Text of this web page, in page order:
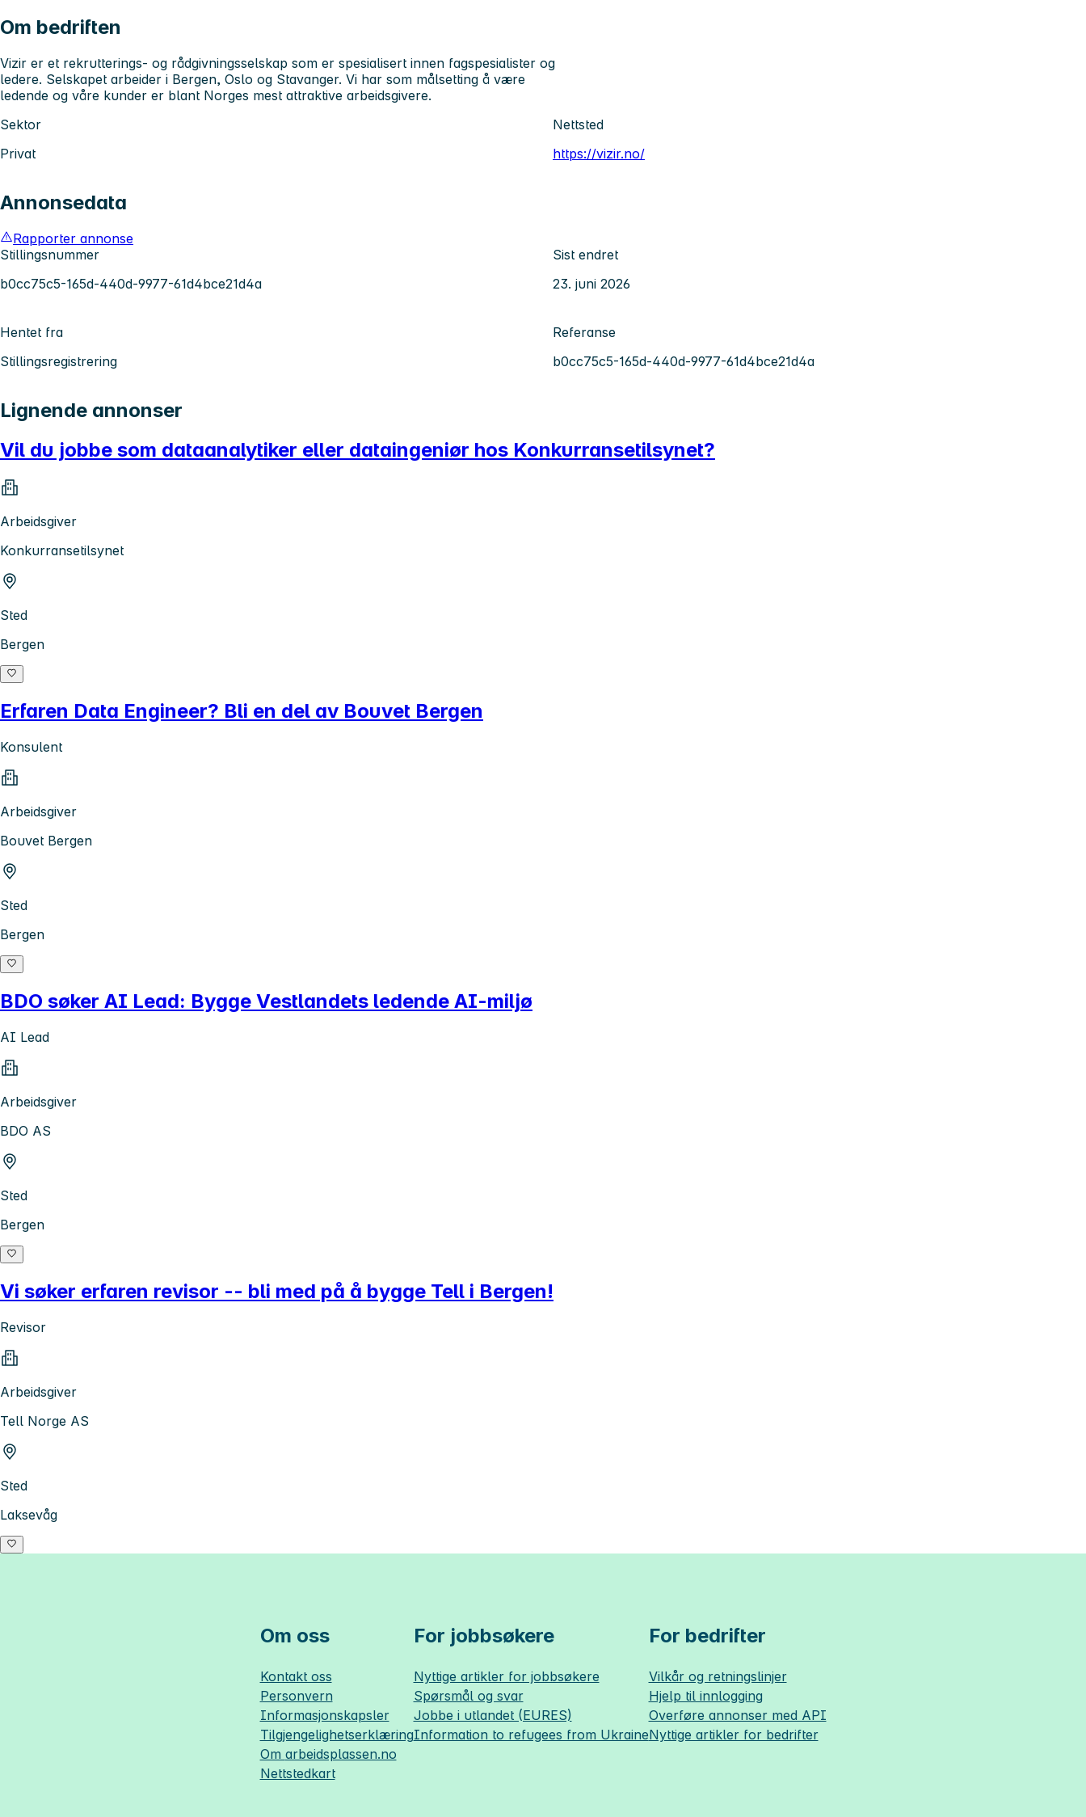
Om bedriften
Vizir er et rekrutterings- og rådgivningsselskap som er spesialisert innen fagspesialister og
ledere. Selskapet arbeider i Bergen, Oslo og Stavanger. Vi har som målsetting å være
ledende og våre kunder er blant Norges mest attraktive arbeidsgivere.
Sektor
Privat
Nettsted
https://vizir.no/
Annonsedata
Rapporter annonse
Stillingsnummer
b0cc75c5-165d-440d-9977-61d4bce21d4a
Sist endret
23. juni 2026
Hentet fra
Stillingsregistrering
Referanse
b0cc75c5-165d-440d-9977-61d4bce21d4a
Lignende annonser
Vil du jobbe som dataanalytiker eller dataingeniør hos Konkurransetilsynet?
Arbeidsgiver
Konkurransetilsynet
Sted
Bergen
Erfaren Data Engineer? Bli en del av Bouvet Bergen
Konsulent
Arbeidsgiver
Bouvet Bergen
Sted
Bergen
BDO søker AI Lead: Bygge Vestlandets ledende AI-miljø
AI Lead
Arbeidsgiver
BDO AS
Sted
Bergen
Vi søker erfaren revisor -- bli med på å bygge Tell i Bergen!
Revisor
Arbeidsgiver
Tell Norge AS
Sted
Laksevåg
Om oss
Kontakt oss
Personvern
Informasjonskapsler
Tilgjengelighetserklæring
Om arbeidsplassen.no
Nettstedkart
For jobbsøkere
Nyttige artikler for jobbsøkere
Spørsmål og svar
Jobbe i utlandet (EURES)
Information to refugees from Ukraine
For bedrifter
Vilkår og retningslinjer
Hjelp til innlogging
Overføre annonser med API
Nyttige artikler for bedrifter